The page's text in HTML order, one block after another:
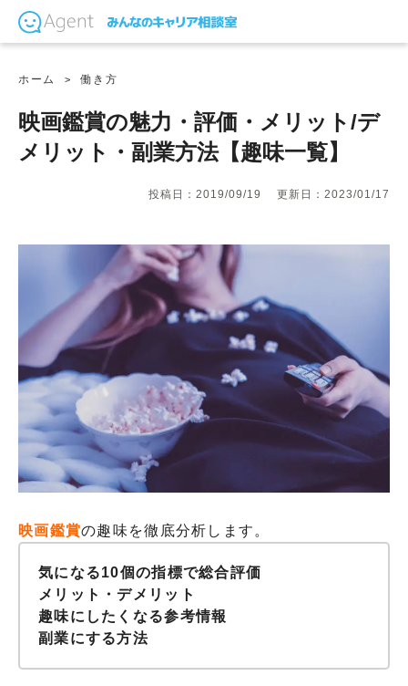
ホーム 働き方
映画鑑賞の魅力・評価・メリット/デ
メリット・副業方法【趣味一覧】
投稿日：2019/09/19 更新日：2023/01/17
映画鑑賞の趣味を徹底分析します。
気になる10個の指標で総合評価
メリット・デメリット
趣味にしたくなる参考情報
副業にする方法